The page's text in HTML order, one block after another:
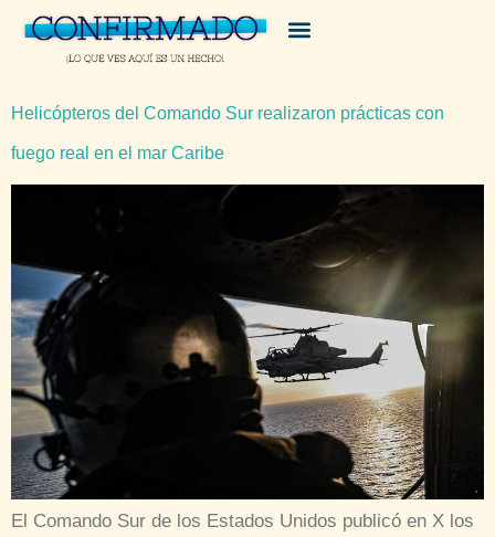
Helicópteros del Comando Sur realizaron prácticas con
fuego real en el mar Caribe
El Comando Sur de los Estados Unidos publicó en X los